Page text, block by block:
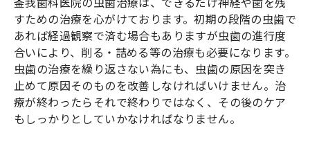
すための治療を心がけております。初期の段階の虫歯で
あれば経過観察で済む場合もありますが虫歯の進行度
合いにより、削る・詰める等の治療も必要になります。
虫歯の治療を繰り返さない為にも、虫歯の原因を突き
止めて原因そのものを改善しなければいけません。治
療が終わったらそれで終わりではなく、その後のケア
もしっかりとしていかなければなりません。